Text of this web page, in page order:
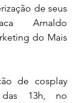
de seus
Arnaldo
do Mais
de cosplay
13h, no